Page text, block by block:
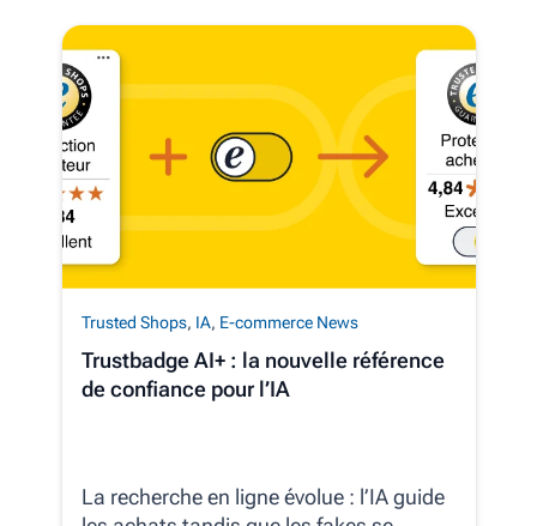
Trusted Shops, IA, E-commerce News
Trustbadge AI+ : la nouvelle référence
de confiance pour l’IA
La recherche en ligne évolue : l’IA guide